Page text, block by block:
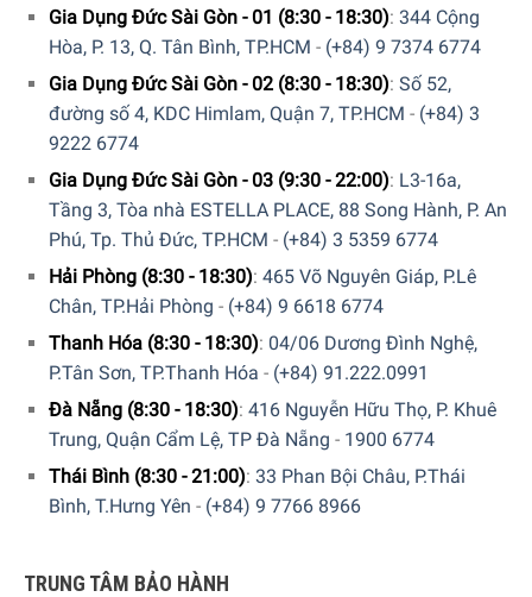
Forest cho phép bạn thưởng thức trọn vẹn màu sắc và độ
trong suốt của trà. Mỗi giọt trà sẽ tỏa sáng trong ánh nắng,
mang đến cho bạn trải nghiệm tuyệt vời và thú vị.
Gia Dụng Đức Sài Gòn - 01 (8:30 - 18:30): 344 Cộng
Hòa, P. 13, Q. Tân Bình, TP.HCM - (+84) 9 7374 6774
Gia Dụng Đức Sài Gòn - 02 (8:30 - 18:30): Số 52,
đường số 4, KDC Himlam, Quận 7, TP.HCM - (+84) 3
9222 6774
Gia Dụng Đức Sài Gòn - 03 (9:30 - 22:00): L3-16a,
Tầng 3, Tòa nhà ESTELLA PLACE, 88 Song Hành, P. An
Phú, Tp. Thủ Đức, TP.HCM - (+84) 3 5359 6774
Hải Phòng (8:30 - 18:30): 465 Võ Nguyên Giáp, P.Lê
Chân, TP.Hải Phòng - (+84) 9 6618 6774
Thanh Hóa (8:30 - 18:30): 04/06 Dương Đình Nghệ,
P.Tân Sơn, TP.Thanh Hóa - (+84) 91.222.0991
Đà Nẵng (8:30 - 18:30): 416 Nguyễn Hữu Thọ, P. Khuê
Trung, Quận Cẩm Lệ, TP Đà Nẵng - 1900 6774
Thái Bình (8:30 - 21:00): 33 Phan Bội Châu, P.Thái
Bình, T.Hưng Yên - (+84) 9 7766 8966
TRUNG TÂM BẢO HÀNH